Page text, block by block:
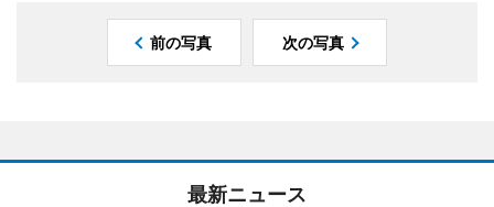
前の写真 次の写真
最新ニュース